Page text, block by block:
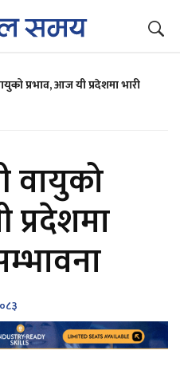
प्रभाव, आज यी प्रदेशमा भारी
वायुको
प्रदेशमा